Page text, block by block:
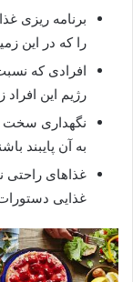
برنامه ریزی
را که در این
افرادی که
رژیم این
نگهداری سخت
به آن‌ پایبند
غذاهای راحتی
غذایی دستورات